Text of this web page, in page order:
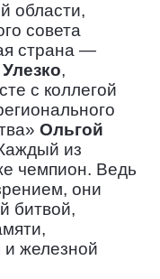
области,
совета
страна —
,
с коллегой
Ольгой
из
чемпион. Ведь
они
битвой,
и железной